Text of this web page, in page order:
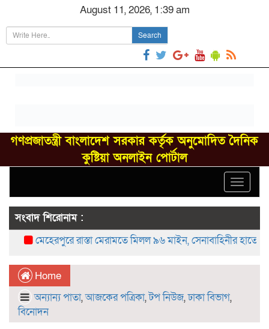
August 11, 2026, 1:39 am
Search
গণপ্রজাতন্ত্রী বাংলাদেশ সরকার কর্তৃক অনুমোদিত দৈনিক
কুষ্টিয়া অনলাইন পোর্টাল
Toggle
সংবাদ শিরোনাম :
মেহেরপুরে রাস্তা মেরামতে মিলল ৯৬ মাইন, সেনাবাহিনীর হাতে নিষ্ক্রিয়
Home
অন্যান্য পাতা,আজকের পত্রিকা,টপ নিউজ,ঢাকা বিভাগ,
বিনোদন